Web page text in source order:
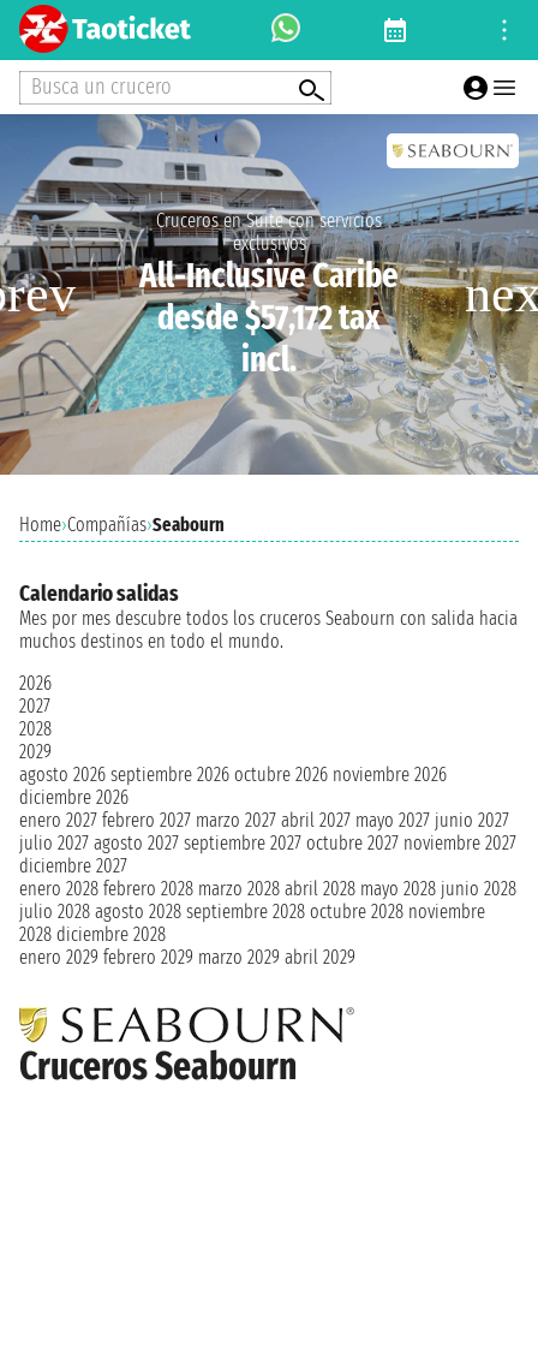
Busca un crucero
Cruceros en Suite con servicios
exclusivos
All-Inclusive Caribe
desde $57,172 tax
incl.
Home›Compañías›Seabourn
Cruceros Seabourn
Calendario salidas
Mes por mes descubre todos los cruceros Seabourn con salida hacia
muchos destinos en todo el mundo.
2026
2027
2028
2029
agosto 2026 septiembre 2026 octubre 2026 noviembre 2026
diciembre 2026
enero 2027 febrero 2027 marzo 2027 abril 2027 mayo 2027 junio 2027
julio 2027 agosto 2027 septiembre 2027 octubre 2027 noviembre 2027
diciembre 2027
enero 2028 febrero 2028 marzo 2028 abril 2028 mayo 2028 junio 2028
julio 2028 agosto 2028 septiembre 2028 octubre 2028 noviembre
2028 diciembre 2028
enero 2029 febrero 2029 marzo 2029 abril 2029